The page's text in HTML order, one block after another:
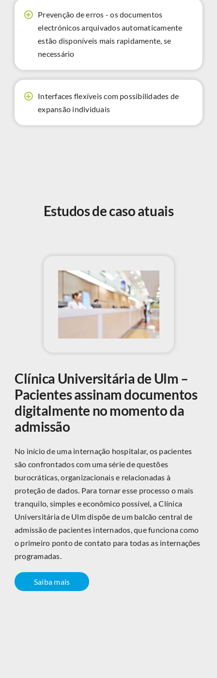
Prevenção de erros - os documentos
electrónicos arquivados automaticamente
estão disponíveis mais rapidamente, se
necessário
Interfaces flexíveis com possibilidades de
expansão individuais
Estudos de caso atuais
Clínica Universitária de Ulm –
Pacientes assinam documentos
digitalmente no momento da
admissão
No início de uma internação hospitalar, os pacientes
são confrontados com uma série de questões
burocráticas, organizacionais e relacionadas à
proteção de dados. Para tornar esse processo o mais
tranquilo, simples e econômico possível, a Clínica
Universitária de Ulm dispõe de um balcão central de
admissão de pacientes internados, que funciona como
o primeiro ponto de contato para todas as internações
programadas.
Saiba mais